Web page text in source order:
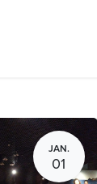
JAN.
01